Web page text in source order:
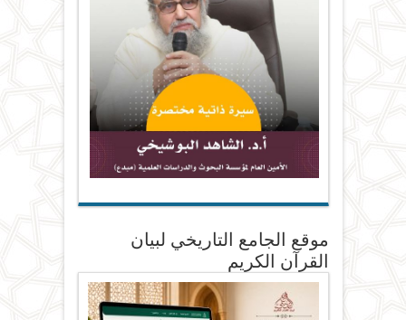
موقع الجامع التاريخي لبيان
القرآن الكريم